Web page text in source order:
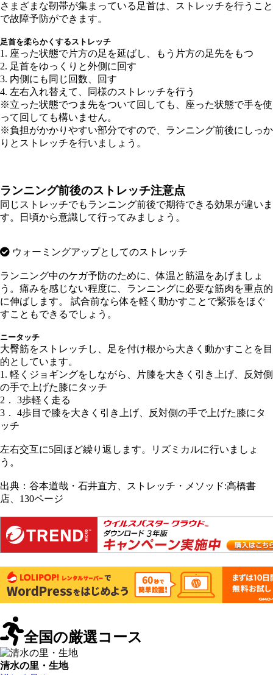
さまざまな靭帯が集まっている足首は、ストレッチを行うこと
で故障予防ができます。
足首を柔らかくするストレッチ
1. 座った状態で片方の足を延ばし、もう片方の足先をもつ
2. 足首をゆっくりと外側に回す
3. 内側にも同じ回数、回す
4. 左右入れ替えて、同様のストレッチを行う
※立った状態でつま先をついて回しても、座った状態で手を使
って回しても構いません。
※負担がかかりやすい部分ですので、ランニング前後にしっか
りとストレッチを行いましょう。
ランニング前後のストレッチ注意点
同じストレッチでもランニング前後で期待できる効果が違いま
す。日頃から意識して行ってみましょう。
ウォーミングアップとしてのストレッチ
ランニング中のケガ予防のために、体温と筋温をあげましょ
う。痛みを感じない程度に、ランニングに必要な筋肉を重点的
に伸ばします。 試合前なら体を軽く動かすことで緊張をほぐ
すこともできるでしょう。
ニータッチ
大臀筋をストレッチし、足を付け根から大きく動かすことを目
的としています。
1. 軽くジョギングをしながら、片膝を大きく引き上げ、反対側
の手で上げた膝にタッチ
2． 3歩軽く走る
3． 4歩目で膝を大きく引き上げ、反対側の手で上げた膝にタ
ッチ
左右交互に5回ほど繰り返します。リズミカルに行いましょ
う。
出典：谷本道哉・石井直方、ストレッチ・メソッド:高橋書
店、130ページ
全国の厳選コース
清水の里・生地